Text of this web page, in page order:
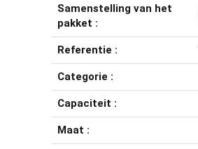
Samenstelling van het
pakket :
Referentie :
Categorie :
Capaciteit :
Maat :